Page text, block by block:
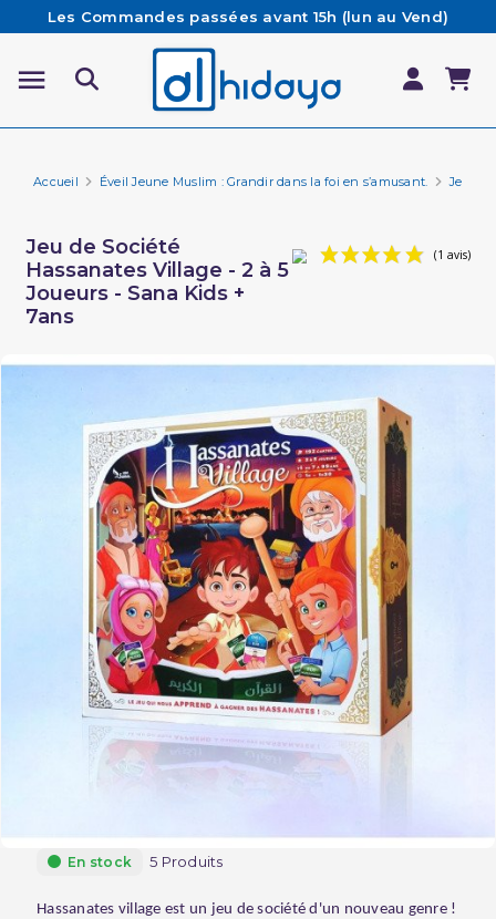
Les Commandes passées avant 15h (lun au Vend)
sont préparées et expédiées le jour même
Besoin d'aide ? Retrouvez notre FAQ
Livraison offerte à partir de 65€ d'achat*
Accueil Éveil Jeune Muslim : Grandir dans la foi en s’amusant. Jeux
Jeu de Société
Hassanates Village - 2 à 5
Joueurs - Sana Kids +
7ans
En stock 5 Produits
Hassanates village est un jeu de société d'un nouveau genre !